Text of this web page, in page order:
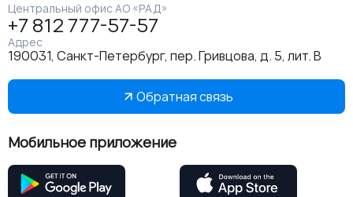
Центральный офис АО «РАД»
+7 812 777-57-57
Адрес
190031, Санкт-Петербург, пер. Гривцова, д. 5, лит. В
Обратная связь
Мобильное приложение